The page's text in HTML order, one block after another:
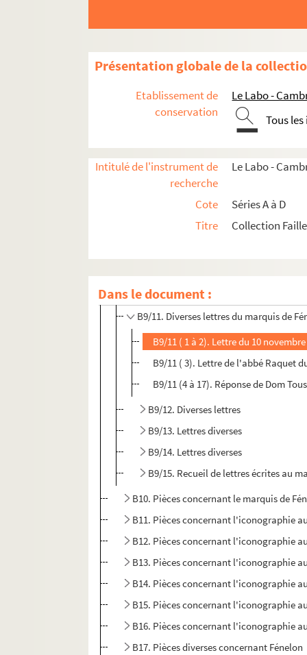
Présentation globale de la
Etablissement de
conservation
Le Labo -
Tous
Intitulé de l'instrument de
recherche
Le Labo -
Cote
Séries A à D
Titre
Collection Faille
Dans le document :
B9/2. Pièces concernant l'édition de
B9/3 ( 1 à 3). Pièces concernant la
B9/4 (1 à 2). Correspondance entre le
B9/4 ( 3). Catalogue de la vente des 15
B9/5. Lettres du marquis de Fénelon
B9/6. Correspondance entre M.
B9/7. Diverses lettres du marquis de
B9/9. Diverses lettres du marquis de
B9/10 (1). Lettre datée du 27
B9/11. Diverses lettres du marquis de
B9/11 ( 1 à 2). Lettre du 10
B9/11 ( 3). Lettre de l'abbé Raquet
B9/11 (4 à 17). Réponse de Dom
B9/12. Diverses lettres
B9/13. Lettres diverses
B9/14. Lettres diverses
B9/15. Recueil de lettres écrites au
B10. Pièces concernant le marquis de
B11. Pièces concernant l'iconographie
B12. Pièces concernant l'iconographie
B13. Pièces concernant l'iconographie
B14. Pièces concernant l'iconographie
B15. Pièces concernant l'iconographie
B16. Pièces concernant l'iconographie
B17. Pièces diverses concernant Fénelon